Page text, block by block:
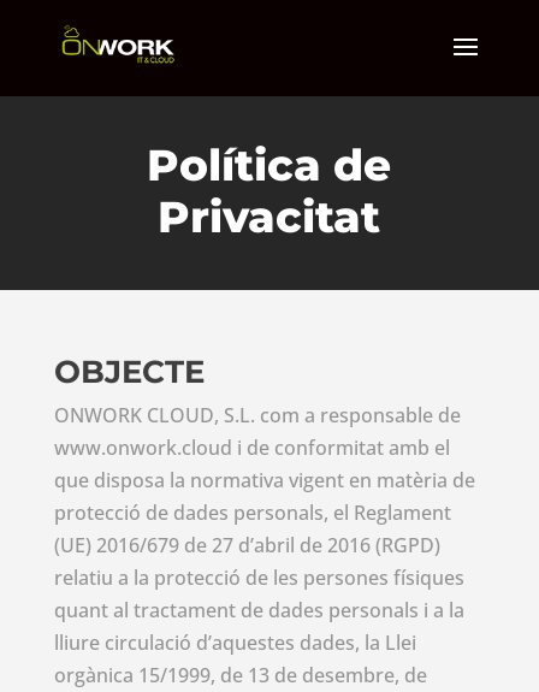
Política de
Privacitat
OBJECTE
ONWORK CLOUD, S.L. com a responsable de
www.onwork.cloud i de conformitat amb el
que disposa la normativa vigent en matèria de
protecció de dades personals, el Reglament
(UE) 2016/679 de 27 d’abril de 2016 (RGPD)
relatiu a la protecció de les persones físiques
quant al tractament de dades personals i a la
lliure circulació d’aquestes dades, la Llei
orgànica 15/1999, de 13 de desembre, de